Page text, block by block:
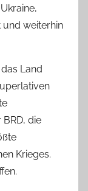
weiterhin
Land
die
Krieges.